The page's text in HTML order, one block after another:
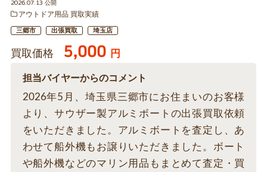
2026.07.13 公開
アウトドア用品 買取実績
三郷市 出張買取 埼玉店
買取価格 5,000 円
担当バイヤーからのコメント
2026年5月、埼玉県三郷市にお住まいのお客様
より、サウザー製アルミボートの出張買取依頼
をいただきました。アルミボートを査定し、あ
わせて船外機もお譲りいただきました。ボート
や船外機などのマリン用品もまとめて査定・買